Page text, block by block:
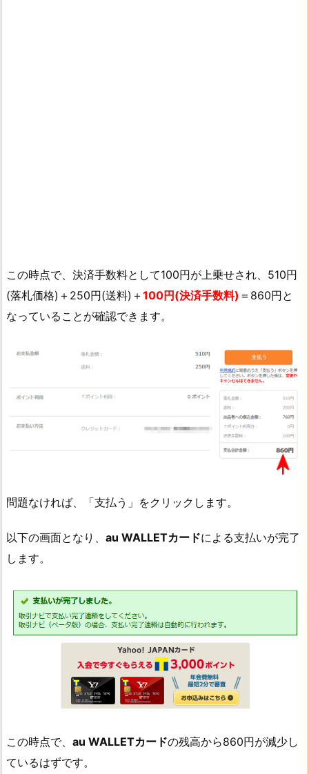
この時点で、決済手数料として100円が上乗せされ、510円
(落札価格)＋250円(送料)＋100円(決済手数料) ＝860円と
なっていることが確認できます。
問題なければ、「支払う」をクリックします。
以下の画面となり、 au WALLETカードによる支払いが完了
します。
この時点で、 au WALLETカードの残高から860円が減少し
ているはずです。